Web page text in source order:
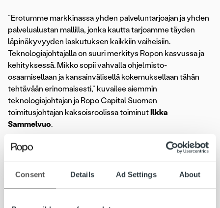
Consent Details Ad Settings About
”Erotumme markkinassa yhden palveluntarjoajan ja yhden
palvelualustan mallilla, jonka kautta tarjoamme täyden
läpinäkyvyyden laskutuksen kaikkiin vaiheisiin.
Teknologiajohtajalla on suuri merkitys Ropon kasvussa ja
kehityksessä. Mikko sopii vahvalla ohjelmisto-
osaamisellaan ja kansainvälisellä kokemuksellaan tähän
tehtävään erinomaisesti,” kuvailee aiemmin
teknologiajohtajan ja Ropo Capital Suomen
toimitusjohtajan kaksoisroolissa toiminut Ilkka
Sammelvuo.
”Olen ylpeä saadessani toivottaa Mikon tervetulleeksi
Ropon tiimiin ja konsernin johtoryhmän jäseneksi. Mikko on
kokenut johtaja ja hänellä on vahvat näytöt